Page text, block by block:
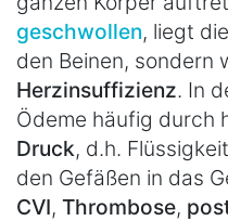
geschwollen, liegt
den Beinen, sondern
Herzinsuffizienz. In
Ödeme häufig durch
Druck, d.h.
den Gefäßen in das
CVI, Thrombose,